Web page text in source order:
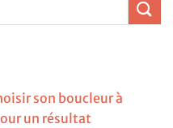
son boucleur à
un résultat